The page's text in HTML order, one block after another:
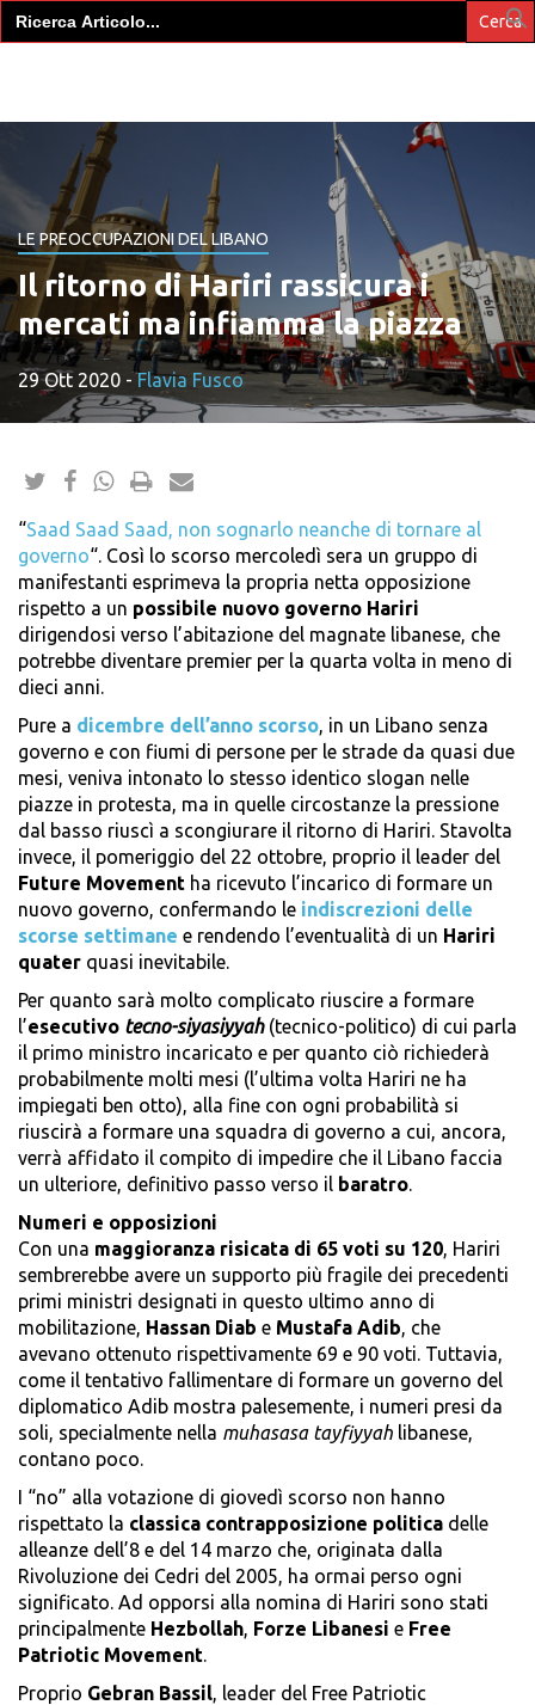
Search
for:
LE PREOCCUPAZIONI DEL LIBANO
Il ritorno di Hariri rassicura i
mercati ma infiamma la piazza
29 Ott 2020 -Flavia Fusco
“Saad Saad Saad, non sognarlo neanche di tornare al
governo“. Così lo scorso mercoledì sera un gruppo di
manifestanti esprimeva la propria netta opposizione
rispetto a un possibile nuovo governo Hariri
dirigendosi verso l’abitazione del magnate libanese, che
potrebbe diventare premier per la quarta volta in meno di
dieci anni.
Pure a dicembre dell’anno scorso, in un Libano senza
governo e con fiumi di persone per le strade da quasi due
mesi, veniva intonato lo stesso identico slogan nelle
piazze in protesta, ma in quelle circostanze la pressione
dal basso riuscì a scongiurare il ritorno di Hariri. Stavolta
invece, il pomeriggio del 22 ottobre, proprio il leader del
Future Movement ha ricevuto l’incarico di formare un
nuovo governo, confermando le indiscrezioni delle
scorse settimane e rendendo l’eventualità di un Hariri
quater quasi inevitabile.
Per quanto sarà molto complicato riuscire a formare
l’esecutivo tecno-siyasiyyah(tecnico-politico) di cui parla
il primo ministro incaricato e per quanto ciò richiederà
probabilmente molti mesi (l’ultima volta Hariri ne ha
impiegati ben otto), alla fine con ogni probabilità si
riuscirà a formare una squadra di governo a cui, ancora,
verrà affidato il compito di impedire che il Libano faccia
un ulteriore, definitivo passo verso il baratro.
Numeri e opposizioni
Con una maggioranza risicata di 65 voti su 120, Hariri
sembrerebbe avere un supporto più fragile dei precedenti
primi ministri designati in questo ultimo anno di
mobilitazione, Hassan Diab e Mustafa Adib, che
avevano ottenuto rispettivamente 69 e 90 voti. Tuttavia,
come il tentativo fallimentare di formare un governo del
diplomatico Adib mostra palesemente, i numeri presi da
soli, specialmente nella muhasasa tayfiyyah libanese,
contano poco.
I “no” alla votazione di giovedì scorso non hanno
rispettato la classica contrapposizione politica delle
alleanze dell’8 e del 14 marzo che, originata dalla
Rivoluzione dei Cedri del 2005, ha ormai perso ogni
significato. Ad opporsi alla nomina di Hariri sono stati
principalmente Hezbollah, Forze Libanesi e Free
Patriotic Movement.
Proprio Gebran Bassil, leader del Free Patriotic